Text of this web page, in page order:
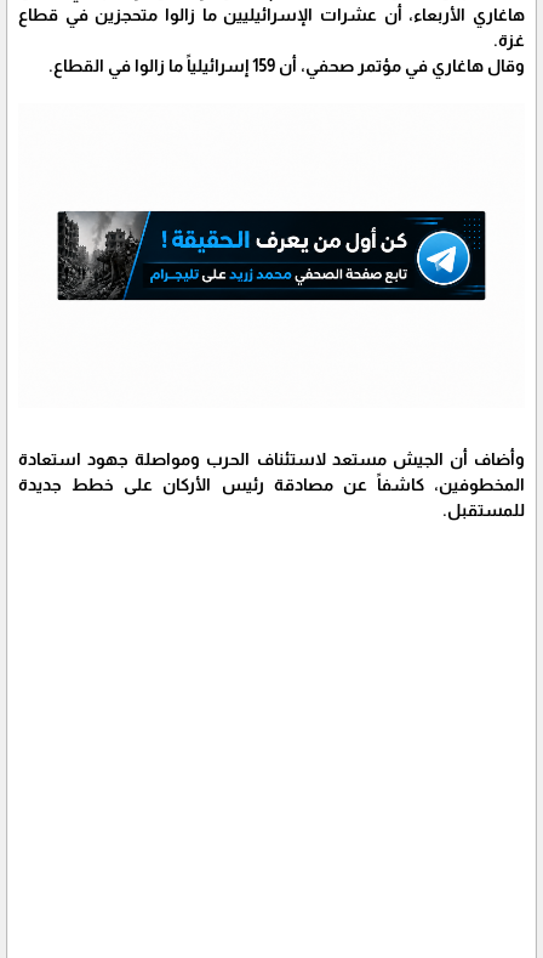
هاغاري الأربعاء، أن عشرات الإسرائيليين ما زالوا متحجزين في قطاع
غزة.
وقال هاغاري في مؤتمر صحفي، أن 159 إسرائيلياً ما زالوا في القطاع.
وأضاف أن الجيش مستعد لاستئناف الحرب ومواصلة جهود استعادة
المخطوفين، كاشفاً عن مصادقة رئيس الأركان على خطط جديدة
للمستقبل.